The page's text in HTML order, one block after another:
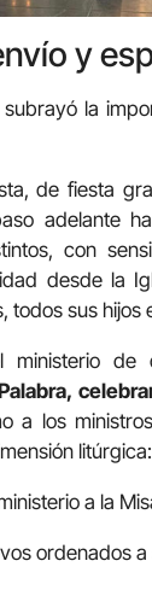
y
subrayó la
de fiesta
adelante
con
desde la
todos sus hijos
de
a los
litúrgica:
a la
ordenados